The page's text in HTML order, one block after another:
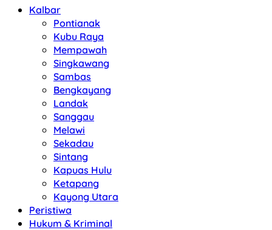
Kalbar
Pontianak
Kubu Raya
Mempawah
Singkawang
Sambas
Bengkayang
Landak
Sanggau
Melawi
Sekadau
Sintang
Kapuas Hulu
Ketapang
Kayong Utara
Peristiwa
Hukum & Kriminal